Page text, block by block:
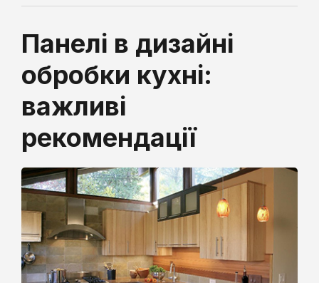
Панелі в дизайні
обробки кухні:
важливі
рекомендації